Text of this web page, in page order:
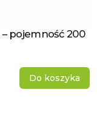
pojemność 200
Do koszyka